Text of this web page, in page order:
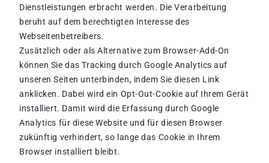
Dienstleistungen erbracht werden. Die Verarbeitung
beruht auf dem berechtigten Interesse des
Webseitenbetreibers.
Zusätzlich oder als Alternative zum Browser-Add-On
können Sie das Tracking durch Google Analytics auf
unseren Seiten unterbinden, indem Sie diesen Link
anklicken. Dabei wird ein Opt-Out-Cookie auf Ihrem Gerät
installiert. Damit wird die Erfassung durch Google
Analytics für diese Website und für diesen Browser
zukünftig verhindert, so lange das Cookie in Ihrem
Browser installiert bleibt.